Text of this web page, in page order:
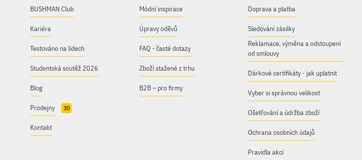
BUSHMAN Club
Kariéra
Testováno na lidech
Studentská soutěž 2026
Blog
Prodejny 30
Kontakt
Módní inspirace
Úpravy oděvů
FAQ - časté dotazy
Zboží stažené z trhu
B2B – pro firmy
Doprava a platba
Sledování zásilky
Reklamace, výměna a odstoupení
od smlouvy
Dárkové certifikáty - jak uplatnit
Vyber si správnou velikost
Ošetřování a údržba zboží
Ochrana osobních údajů
Pravidla akcí